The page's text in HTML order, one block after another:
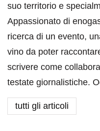
suo territorio e
Appassionato di
ricerca di un evento,
vino da poter
scrivere come
testate giornalistiche.
tutti gli articoli